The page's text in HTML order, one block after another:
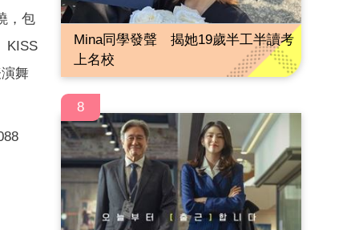
，包
KISS
舞
Mina同學發聲 揭她19歲半工半讀考
上名校
8